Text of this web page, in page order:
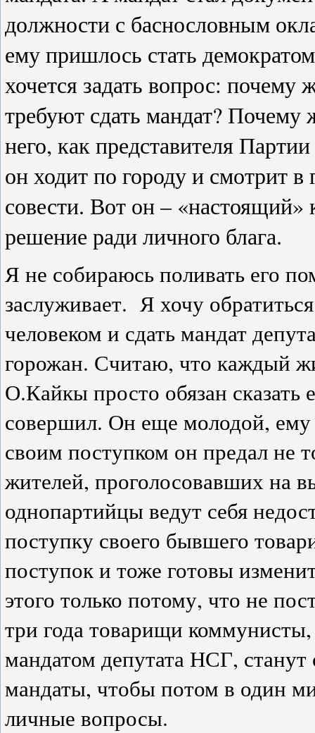
должности с баснословным
ему пришлось стать
хочется задать вопрос:
требуют сдать мандат? Почему
него, как представителя
он ходит по городу и смотрит в
совести. Вот он –
решение ради личного блага.
Я не собираюсь поливать его
заслуживает. Я хочу
человеком и сдать мандат
горожан. Считаю, что каждый
О.Кайкы просто обязан
совершил. Он еще молодой,
своим поступком он предал не
жителей, проголосовавших на
однопартийцы ведут себя
поступку своего бывшего
поступок и тоже готовы
этого только потому, что не
три года товарищи
мандатом депутата НСГ, станут
мандаты, чтобы потом в один
личные вопросы.